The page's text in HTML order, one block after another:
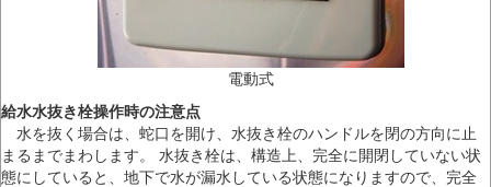
電動式
給水水抜き栓操作時の注意点
水を抜く場合は、蛇口を開け、水抜き栓のハンドルを閉の方向に止
まるまでまわします。 水抜き栓は、構造上、完全に開閉していない状
態にしていると、地下で水が漏水している状態になりますので、完全